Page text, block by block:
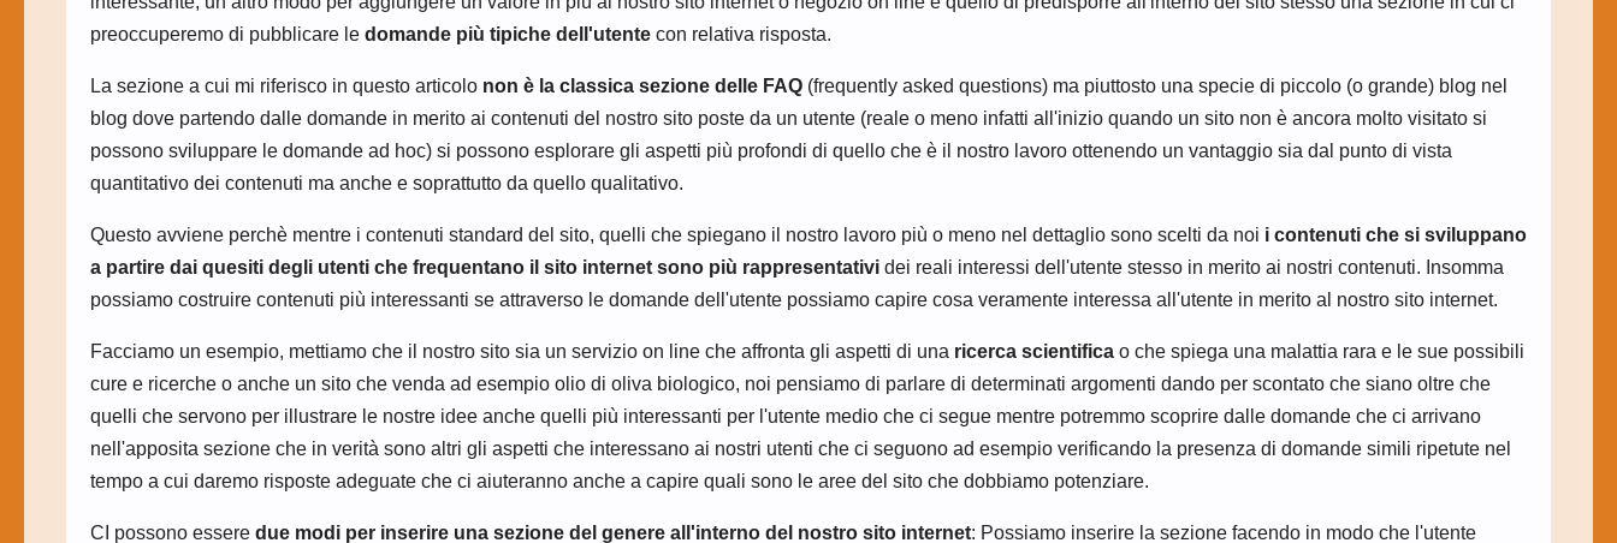
preoccuperemo di pubblicare le domande più tipiche dell'utentecon relativa risposta.
La sezione a cui mi riferisco in questo articolo non è la classica sezione delle FAQ(frequently asked questions) ma piuttosto una specie di piccolo (o grande) blog nel
blog dove partendo dalle domande in merito ai contenuti del nostro sito poste da un utente (reale o meno infatti all'inizio quando un sito non è ancora molto visitato si
possono sviluppare le domande ad hoc) si possono esplorare gli aspetti più profondi di quello che è il nostro lavoro ottenendo un vantaggio sia dal punto di vista
quantitativo dei contenuti ma anche e soprattutto da quello qualitativo.
Questo avviene perchè mentre i contenuti standard del sito, quelli che spiegano il nostro lavoro più o meno nel dettaglio sono scelti da noi i contenuti che si sviluppano
a partire dai quesiti degli utenti che frequentano il sito internet sono più rappresentatividei reali interessi dell'utente stesso in merito ai nostri contenuti. Insomma
possiamo costruire contenuti più interessanti se attraverso le domande dell'utente possiamo capire cosa veramente interessa all'utente in merito al nostro sito internet.
Facciamo un esempio, mettiamo che il nostro sito sia un servizio on line che affronta gli aspetti di una ricerca scientificao che spiega una malattia rara e le sue possibili
cure e ricerche o anche un sito che venda ad esempio olio di oliva biologico, noi pensiamo di parlare di determinati argomenti dando per scontato che siano oltre che
quelli che servono per illustrare le nostre idee anche quelli più interessanti per l'utente medio che ci segue mentre potremmo scoprire dalle domande che ci arrivano
nell'apposita sezione che in verità sono altri gli aspetti che interessano ai nostri utenti che ci seguono ad esempio verificando la presenza di domande simili ripetute nel
tempo a cui daremo risposte adeguate che ci aiuteranno anche a capire quali sono le aree del sito che dobbiamo potenziare.
CI possono essere due modi per inserire una sezione del genere all'interno del nostro sito internet: Possiamo inserire la sezione facendo in modo che l'utente